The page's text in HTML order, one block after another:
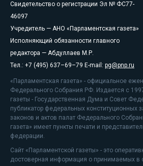
Свидетельство о регистрации Эл № ФС77-
46097
Учредитель — АНО «Парламентская газета»
Исполняющий обязанности главного
редактора — Абдуллаев М.Р.
Тел.: +7 (495) 637–69–79 E-mail: pg@pnp.ru
«Парламентская газета» - официальное
Федерального Собрания РФ. Издается с
газеты - Государственная Дума и Совет
публикатор федеральных конституционных
законов и актов палат Федерального
газета» имеет пункты печати и
федерации.
Сайт «Парламентской газеты» - это
достоверная информация о принимаемых в